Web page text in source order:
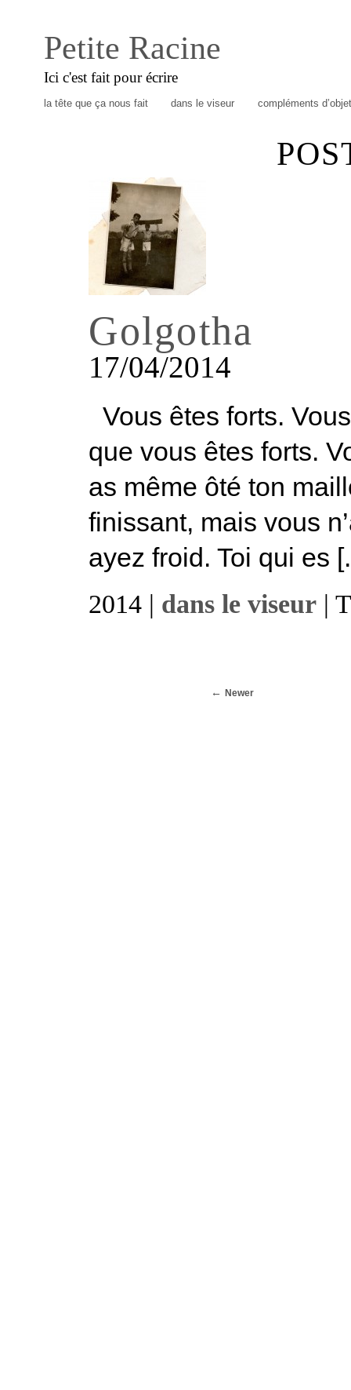
Petite Racine
Ici c'est fait pour écrire
la tête que ça nous fait dans le viseur compléments
Golgotha
17/04/2014
Vous êtes forts.
que vous êtes forts.
as même ôté ton
finissant, mais vous
ayez froid. Toi qui es
2014 | dans le viseur |
Newer